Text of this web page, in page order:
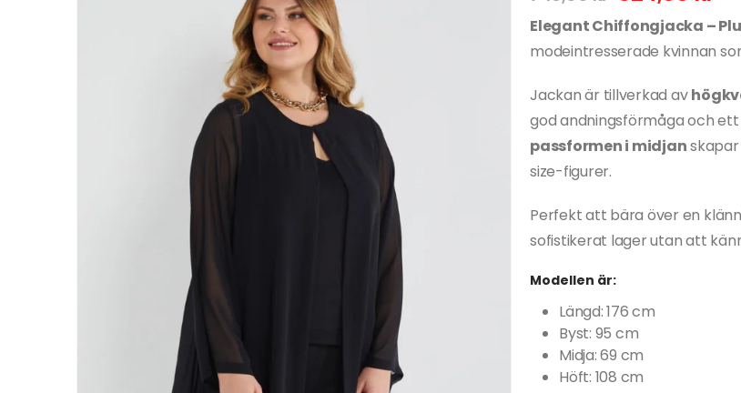
Elegant Chiffongjacka –
modeintresserade kvinnan
Jackan är tillverkad av
god andningsförmåga och
passformen i midjan
size-figurer.
Perfekt att bära över en
sofistikerat lager utan att
Modellen är:
Längd: 176 cm
Byst: 95 cm
Midja: 69 cm
Höft: 108 cm